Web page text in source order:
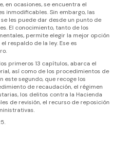
en ocasiones, se encuentra el
inmodificables. Sin embargo, las
les puede dar desde un punto de
El conocimiento, tanto de los
permite elegir la mejor opción
respaldo de la ley. Ese es
primeros 13 capítulos, abarca el
así como de los procedimientos de
este segundo, que recoge los
de recaudación, el régimen
los delitos contra la Hacienda
de revisión, el recurso de reposición